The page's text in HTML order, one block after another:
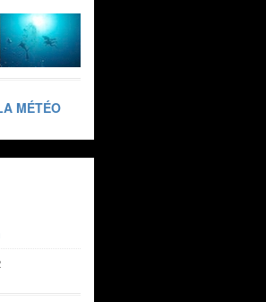
MÉTÉO